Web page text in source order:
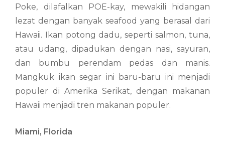
Poke, dilafalkan POE-kay, mewakili hidangan
lezat dengan banyak seafood yang berasal dari
Hawaii. Ikan potong dadu, seperti salmon, tuna,
atau udang, dipadukan dengan nasi, sayuran,
dan bumbu perendam pedas dan manis.
Mangkuk ikan segar ini baru-baru ini menjadi
populer di Amerika Serikat, dengan makanan
Hawaii menjadi tren makanan populer.
Miami, Florida